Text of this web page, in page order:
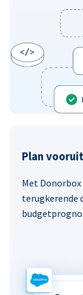
Plan
Met
terugkerende